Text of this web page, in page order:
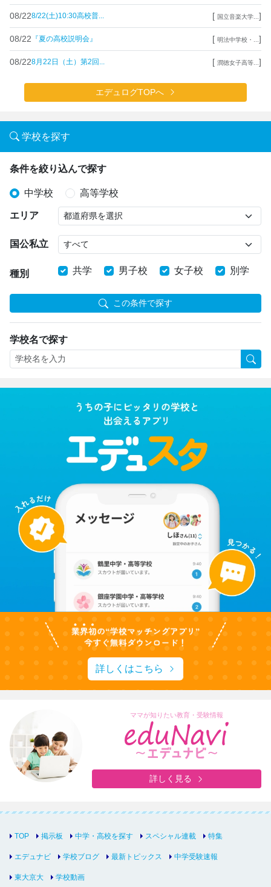
08/228/22(土)10:30高校普... [ 国立音楽大学... ]
08/22 『夏の高校説明会』 [ 明法中学校・... ]
08/228月22日（土）第2回... [ 潤徳女子高等... ]
エデュログTOPへ
学校を探す
条件を絞り込んで探す
中学校 高等学校
エリア
国公私立
種別 共学 男子校 女子校 別学
この条件で探す
学校名で探す
詳しくはこちら
ママが知りたい教育・受験情報
詳しく見る
TOP 掲示板 中学・高校を探す スペシャル連載 特集
エデュナビ 学校ブログ 最新トピックス 中学受験速報
東大京大 学校動画